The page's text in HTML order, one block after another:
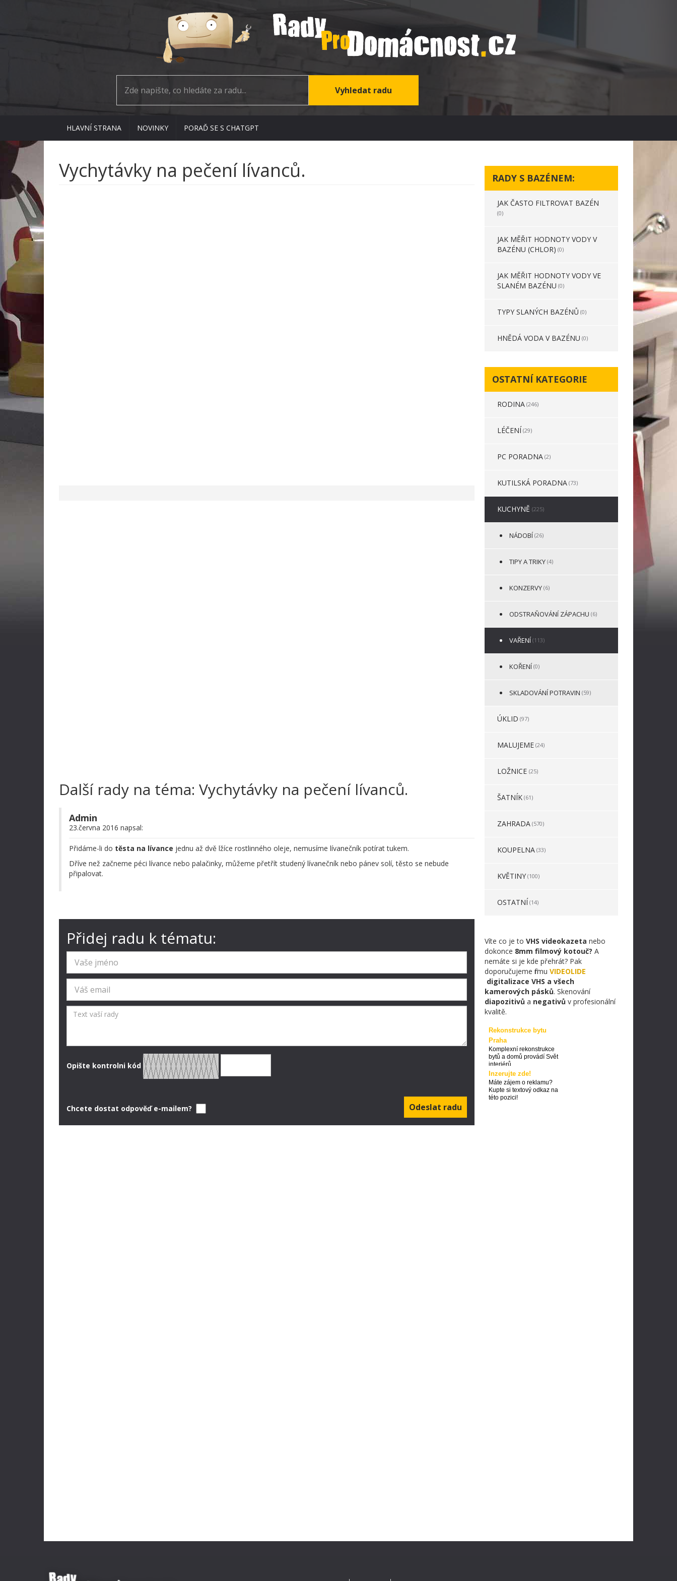
HLAVNÍ STRANA NOVINKY PORAĎ SE S CHATGPT
Vychytávky na pečení lívanců.
Další rady na téma: Vychytávky na pečení lívanců.
Admin
23.června 2016 napsal:
Přidáme-li do těsta na lívance jednu až dvě lžíce rostlinného oleje, nemusíme lívanečník potírat tukem.
Dříve než začneme péci lívance nebo palačinky, můžeme přetřít studený lívanečník nebo pánev solí, těsto se nebude
připalovat.
Přidej radu k tématu:
Opište kontrolni kód
Chcete dostat odpověď e-mailem?
RADY S BAZÉNEM:
JAK ČASTO FILTROVAT BAZÉN
(0)
JAK MĚŘIT HODNOTY VODY V
BAZÉNU (CHLOR) (0)
JAK MĚŘIT HODNOTY VODY VE
SLANÉM BAZÉNU (0)
TYPY SLANÝCH BAZÉNŮ (0)
HNĚDÁ VODA V BAZÉNU (0)
OSTATNÍ KATEGORIE
RODINA (246)
LÉČENÍ (29)
PC PORADNA (2)
KUTILSKÁ PORADNA (73)
KUCHYNĚ (225)
NÁDOBÍ (26)
TIPY A TRIKY (4)
KONZERVY (6)
ODSTRAŇOVÁNÍ ZÁPACHU (6)
VAŘENÍ (113)
KOŘENÍ (0)
SKLADOVÁNÍ POTRAVIN (59)
ÚKLID (97)
MALUJEME (24)
LOŽNICE (25)
ŠATNÍK (61)
ZAHRADA (570)
KOUPELNA (33)
KVĚTINY (100)
OSTATNÍ (14)
Víte co je to VHS videokazeta nebo
dokonce 8mm filmový kotouč? A
nemáte si je kde přehrát? Pak
doporučujeme firmu VIDEOLIDE
digitalizace VHS a všech
kamerových pásků. Skenování
diapozitivů a negativů v profesionální
kvalitě.
Rekonstrukce bytu
Praha
Komplexní rekonstrukce
bytů a domů provádí Svět
interiérů
Inzerujte zde!
Máte zájem o reklamu?
Kupte si textový odkaz na
této pozici!